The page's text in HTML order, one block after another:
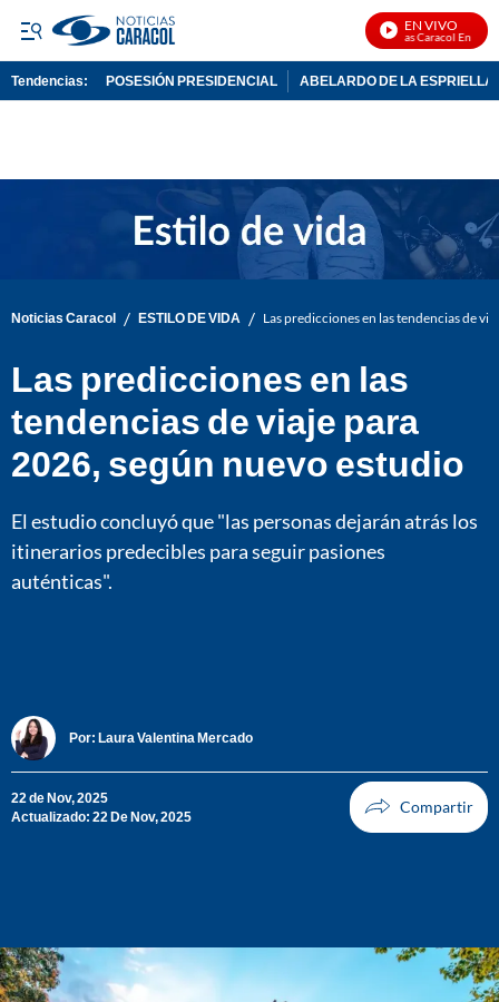
EN VIVO
Noticias Caracol En Vivo
Tendencias: POSESIÓN PRESIDENCIAL ABELARDO DE LA ESPRIELLA
Noticias Caracol / ESTILO DE VIDA / Las predicciones en las tendencias de
Las predicciones en las
tendencias de viaje para
2026, según nuevo estudio
El estudio concluyó que "las personas dejarán atrás los
itinerarios predecibles para seguir pasiones
auténticas".
Por: Laura Valentina Mercado
22 de Nov, 2025
Actualizado: 22 De Nov, 2025